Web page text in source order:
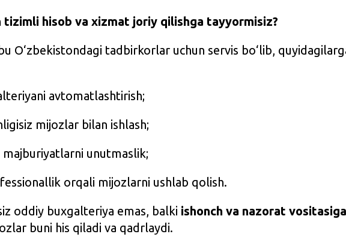
tizimli hisob va xizmat joriy qilishga tayyormisiz?
O‘zbekistondagi tadbirkorlar uchun servis bo‘lib,
avtomatlashtirish;
mijozlar bilan ishlash;
unutmaslik;
orqali mijozlarni ushlab qolish.
oddiy buxgalteriya emas, balki ishonch va nazorat vositasiga
buni his qiladi va qadrlaydi.